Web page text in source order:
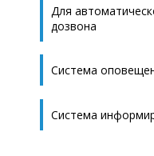
Для
дозвона
Система
Система